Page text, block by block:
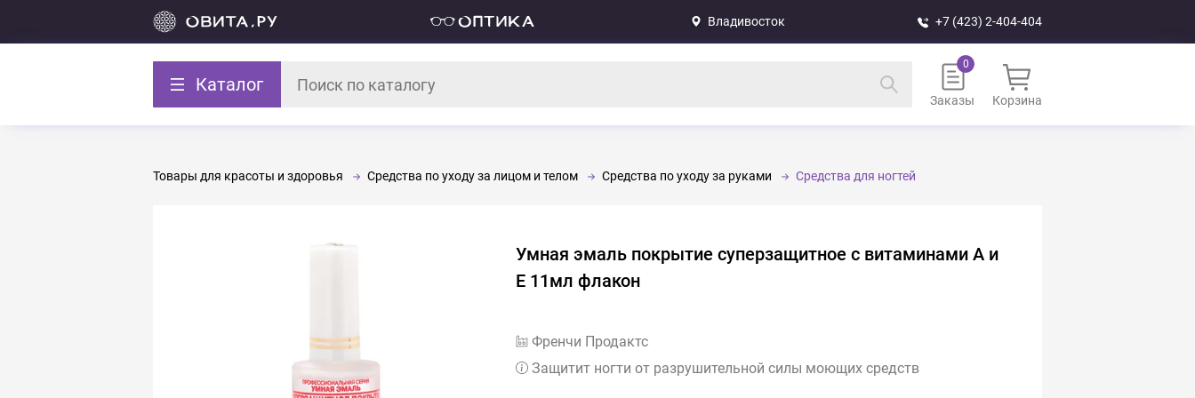
Владивосток +7 (423) 2-404-404
Каталог
Заказы Корзина
Товары для красоты и здоровья Средства по уходу за лицом и телом Средства по уходу за руками Средства для ногтей
Умная эмаль покрытие суперзащитное с витаминами А и
Е 11мл флакон
Френчи Продактс
Защитит ногти от разрушительной силы моющих средств